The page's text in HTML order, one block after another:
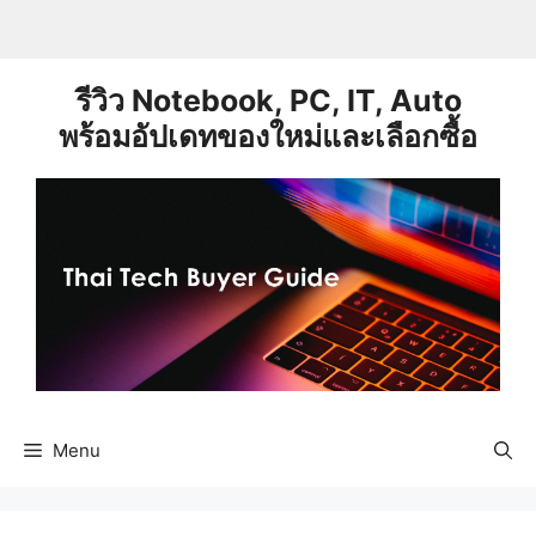
รีวิว Notebook, PC, IT, Auto
พร้อมอัปเดทของใหม่และเลือกซื้อ
Menu